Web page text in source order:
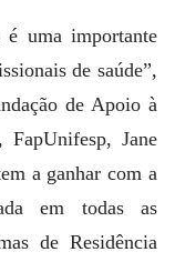
é uma importante
de saúde”,
de Apoio à
FapUnifesp, Jane
a ganhar com a
em todas as
de Residência